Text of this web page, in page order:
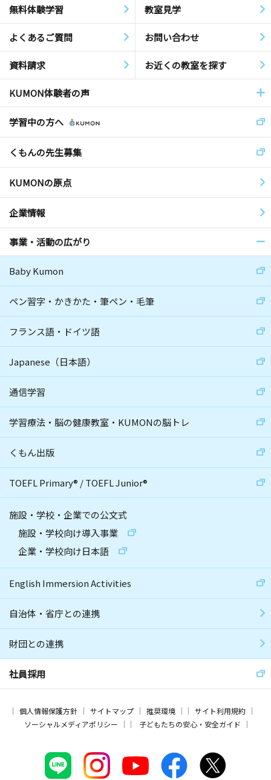
無料体験学習 教室見学
よくあるご質問 お問い合わせ
資料請求 お近くの教室を探す
KUMON体験者の声
学習中の方へ
くもんの先生募集
KUMONの原点
企業情報
事業・活動の広がり
Baby Kumon
ペン習字・かきかた・筆ペン・毛筆
フランス語・ドイツ語
Japanese（日本語）
通信学習
学習療法・脳の健康教室・KUMONの脳トレ
くもん出版
TOEFL Primary® /TOEFL Junior®
施設・学校・企業での公文式
施設・学校向け導入事業
企業・学校向け日本語
English Immersion Activities
自治体・省庁との連携
財団との連携
社員採用
個人情報保護方針 サイトマップ 推奨環境
サイト利用規約
ソーシャルメディアポリシー
子どもたちの安心・安全ガイド